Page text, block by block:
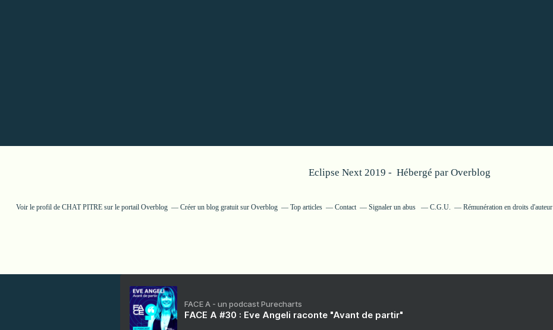
Eclipse Next 2019 - Hébergé par Overblog
Voir le profil de CHAT PITREsur le portail Overblog Créer un blog gratuit sur Overblog Top articles Contact Signaler un abus C.G.U. Rémunération en droits d'auteur
FACE A - un podcast Purecharts
FACE A #30 : Eve Angeli raconte "Avant de partir"